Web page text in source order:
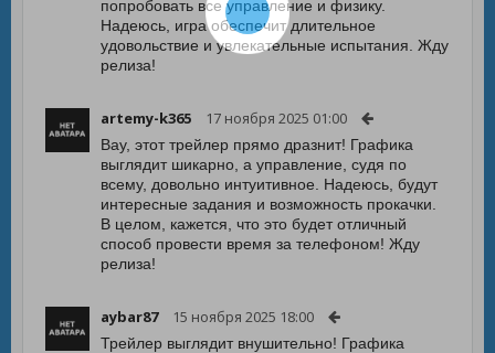
попробовать все управление и физику.
Надеюсь, игра обеспечит длительное
удовольствие и увлекательные испытания. Жду
релиза!
artemy-k365 17 ноября 2025 01:00
Вау, этот трейлер прямо дразнит! Графика
выглядит шикарно, а управление, судя по
всему, довольно интуитивное. Надеюсь, будут
интересные задания и возможность прокачки.
В целом, кажется, что это будет отличный
способ провести время за телефоном! Жду
релиза!
aybar87 15 ноября 2025 18:00
Трейлер выглядит внушительно! Графика